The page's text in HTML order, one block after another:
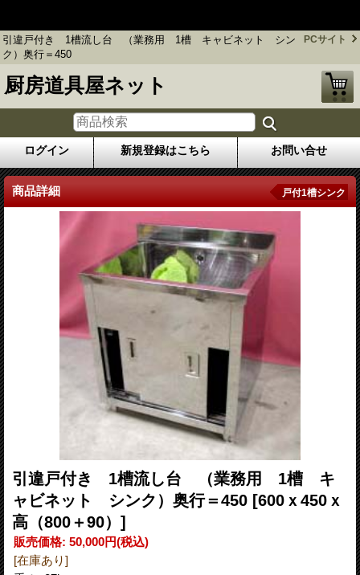
引違戸付き 1槽流し台 （業務用 1槽 キャビネット シン
ク）奥行＝450
PCサイト
厨房道具屋ネット
ログイン 新規登録はこちら お問い合せ
商品詳細 戸付1槽シンク
引違戸付き 1槽流し台 （業務用 1槽 キ
ャビネット シンク）奥行＝450 [600ｘ450ｘ
高（800＋90）]
販売価格: 50,000円(税込)
[在庫あり]